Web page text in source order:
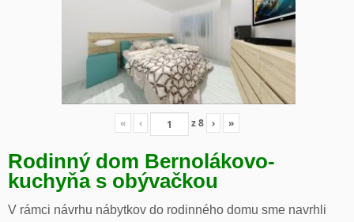
« ‹ z8 › »
Rodinný dom Bernolákovo-
kuchyňa s obývačkou
V rámci návrhu nábytkov do rodinného domu sme navrhli